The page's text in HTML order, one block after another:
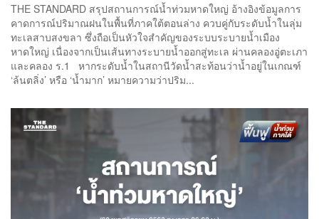
THE STANDARD สรุปสถานการณ์น้ำท่วมหาดใหญ่ อ้างอิงข้อมูลการ
คาดการณ์ปริมาณฝนในพื้นที่ภาคใต้ตอนล่าง ควบคู่กับระดับน้ำในลุ่ม
ทะเลสาบสงขลา ซึ่งถือเป็นหัวใจสำคัญของระบบระบายน้ำเมือง
หาดใหญ่ เนื่องจากเป็นเส้นทางระบายน้ำออกสู่ทะเล ผ่านคลองอู่ตะเภา
และคลอง ร.1 หากระดับน้ำในสถานีวัดน้ำสะท้อนว่าน้ำอยู่ในเกณฑ์
‘ล้นตลิ่ง’ หรือ ‘น้ำมาก’ หมายความว่าปริม...